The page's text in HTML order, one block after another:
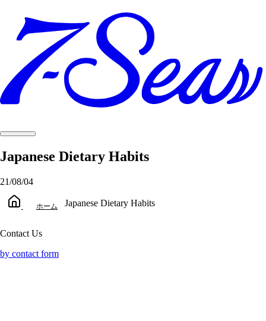
Japanese Dietary Habits
21/08/04
ホーム Japanese Dietary Habits
Contact Us
by contact form